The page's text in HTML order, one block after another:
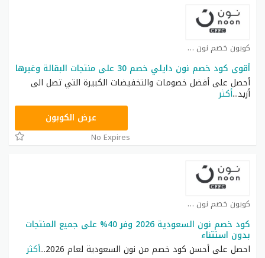
كوبون خصم نون كوبون
أقوى كود خصم نون دايلي خصم 30 على منتجات البقالة وغيرها
أحصل على أفضل خصومات والتخفيضات الكبيرة التي تصل الى
أزيد...أكثر
عرض الكوبون
No Expires
كوبون خصم نون كوبون
كود خصم نون السعودية 2026 وفر 40% على جميع المنتجات
بدون استتناء
احصل على أحسن كود خصم من نون السعودية لعام 2026
...أكثر